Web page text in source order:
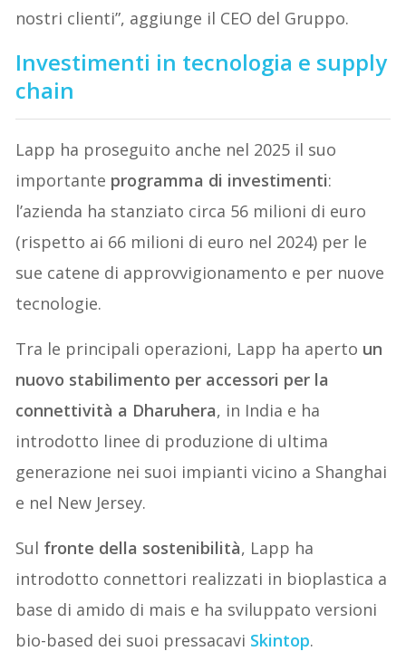
nostri clienti”, aggiunge il CEO del Gruppo.
Investimenti in tecnologia e supply
chain
Lapp ha proseguito anche nel 2025 il suo
importante programma di investimenti:
l’azienda ha stanziato circa 56 milioni di euro
(rispetto ai 66 milioni di euro nel 2024) per le
sue catene di approvvigionamento e per nuove
tecnologie.
Tra le principali operazioni, Lapp ha aperto un
nuovo stabilimento per accessori per la
connettività a Dharuhera, in India e ha
introdotto linee di produzione di ultima
generazione nei suoi impianti vicino a Shanghai
e nel New Jersey.
Sul fronte della sostenibilità, Lapp ha
introdotto connettori realizzati in bioplastica a
base di amido di mais e ha sviluppato versioni
bio-based dei suoi pressacavi Skintop.